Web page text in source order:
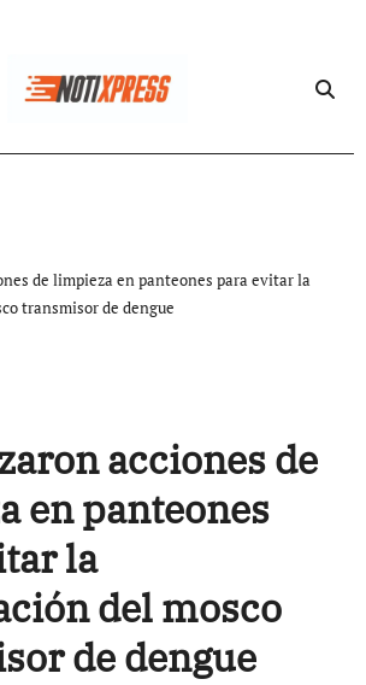
de limpieza en panteones para evitar la
transmisor de dengue
acciones de
en panteones
la
del mosco
de dengue